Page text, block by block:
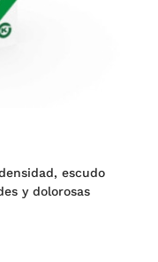
escudo
y dolorosas